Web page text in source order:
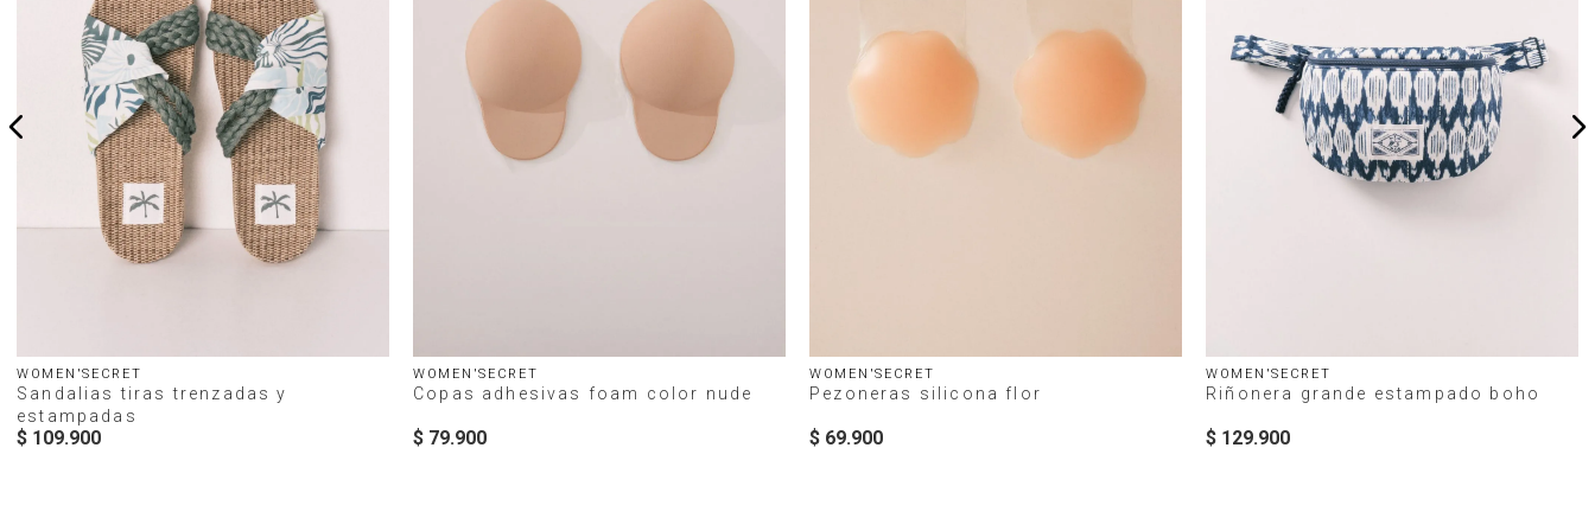
WOMEN'SECRET
Sandalias tiras trenzadas y
estampadas
$ 109.900
WOMEN'SECRET
Copas adhesivas foam color nude
$ 79.900
WOMEN'SECRET
Pezoneras silicona flor
$ 69.900
WOMEN'SECRET
Riñonera grande estampado boho
$ 129.900